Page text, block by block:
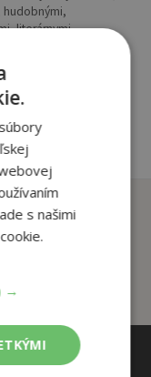
hudobnými,
literárnymi,
či inými výkonmi...
s našimi
→